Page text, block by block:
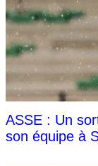
ASSE : Un
son équipe à